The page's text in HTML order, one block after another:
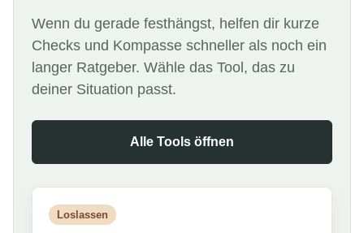
Wenn du gerade festhängst, helfen dir kurze
Checks und Kompasse schneller als noch ein
langer Ratgeber. Wähle das Tool, das zu
deiner Situation passt.
Alle Tools öffnen
Loslassen